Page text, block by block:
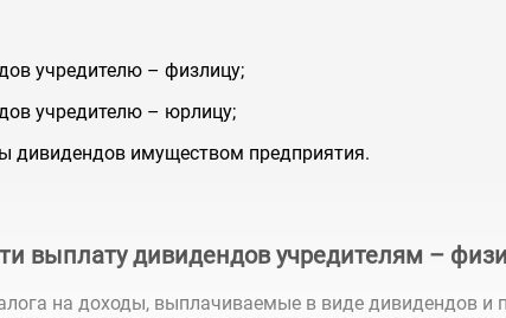
учредителю – физлицу;
учредителю – юрлицу;
дивидендов имуществом предприятия.
выплату дивидендов учредителям –
на доходы, выплачиваемые в виде дивидендов